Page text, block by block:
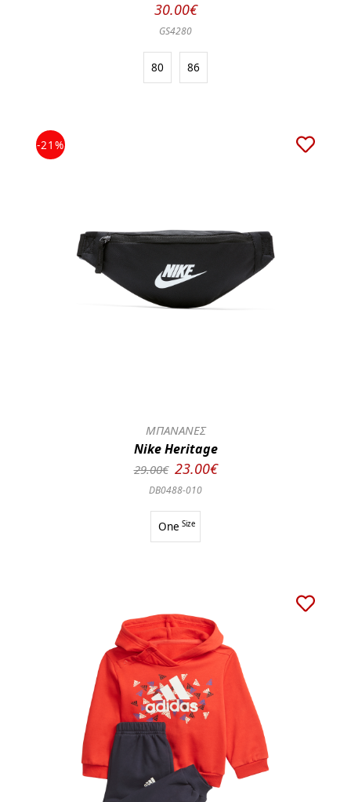
30.00€
GS4280
80 86
-21%
ΜΠΑΝΑΝΕΣ
Nike Heritage
29.00€ 23.00€
DB0488-010
One Size